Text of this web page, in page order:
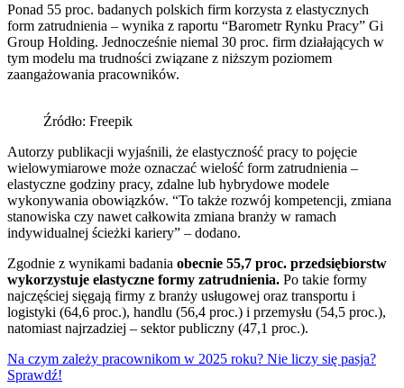
Ponad 55 proc. badanych polskich firm korzysta z elastycznych
form zatrudnienia – wynika z raportu “Barometr Rynku Pracy” Gi
Group Holding. Jednocześnie niemal 30 proc. firm działających w
tym modelu ma trudności związane z niższym poziomem
zaangażowania pracowników.
Źródło: Freepik
Autorzy publikacji wyjaśnili, że elastyczność pracy to pojęcie
wielowymiarowe może oznaczać wielość form zatrudnienia –
elastyczne godziny pracy, zdalne lub hybrydowe modele
wykonywania obowiązków. “To także rozwój kompetencji, zmiana
stanowiska czy nawet całkowita zmiana branży w ramach
indywidualnej ścieżki kariery” – dodano.
Zgodnie z wynikami badania obecnie 55,7 proc. przedsiębiorstw
wykorzystuje elastyczne formy zatrudnienia. Po takie formy
najczęściej sięgają firmy z branży usługowej oraz transportu i
logistyki (64,6 proc.), handlu (56,4 proc.) i przemysłu (54,5 proc.),
natomiast najrzadziej – sektor publiczny (47,1 proc.).
Na czym zależy pracownikom w 2025 roku? Nie liczy się pasja?
Sprawdź!